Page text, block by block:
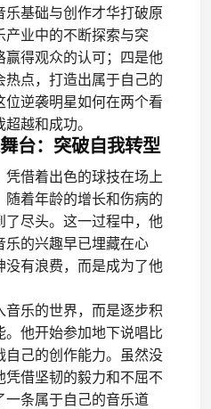
基础与创作才华打破原
产业中的不断探索与突
得观众的认可；四是他
点，打造出属于自己的
逆袭明星如何在两个看
越和成功。
台：突破自我转型
借着出色的球技在场上
着年龄的增长和伤病的
了尽头。这一过程中，他
乐的兴趣早已埋藏在心
没有浪费，而是成为了他
乐的世界，而是逐步积
他开始参加地下说唱比
己的创作能力。虽然没
借坚韧的毅力和不屈不
一条属于自己的音乐道